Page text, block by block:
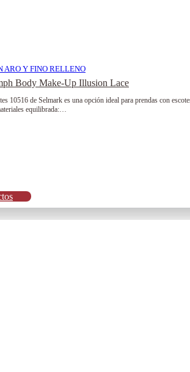
ARO Y FINO RELLENO
Body Make-Up Illusion Lace
10516 de Selmark es una opción ideal para prendas con
equilibrada:…